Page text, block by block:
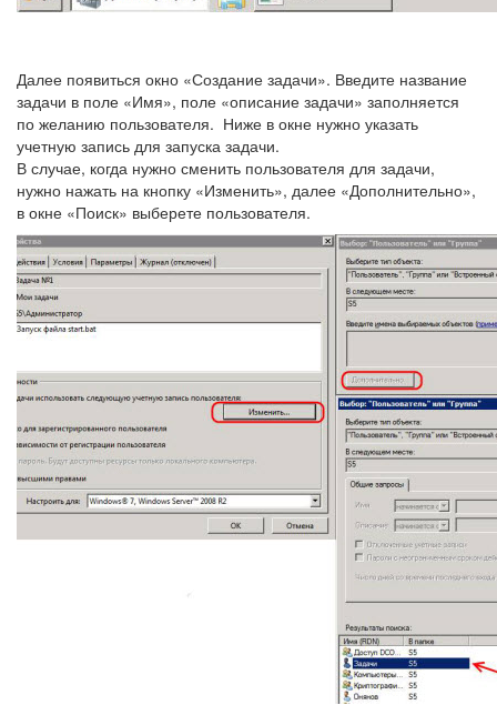
Далее появиться окно «Создание задачи». Введите название
задачи в поле «Имя», поле «описание задачи» заполняется
по желанию пользователя. Ниже в окне нужно указать
учетную запись для запуска задачи.
В случае, когда нужно сменить пользователя для задачи,
нужно нажать на кнопку «Изменить», далее «Дополнительно»,
в окне «Поиск» выберете пользователя.